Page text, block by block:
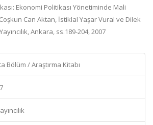
Ekonomi Politikası Yönetiminde Mali
Can Aktan, İstiklal Yaşar Vural ve Dilek
Ankara, ss.189-204, 2007
Bölüm / Araştırma Kitabı